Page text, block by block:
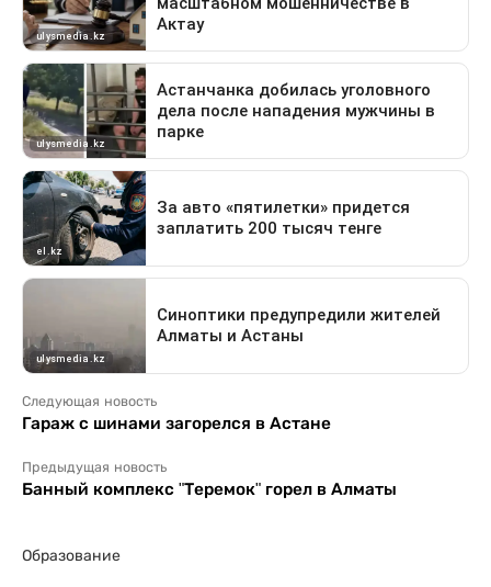
Следующая новость
Гараж с шинами загорелся в Астане
Предыдущая новость
Банный комплекс "Теремок" горел в Алматы
Образование